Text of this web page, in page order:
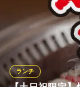
1,650円(税込)
サラダ焼肉ラ
1,650円(税込)
本店スペシャ
2,200円(税込)
当店の名物ラン
パイが食べ放題に
べ放題のパイが
なら、ドリンク
得なランチセット
ランチ